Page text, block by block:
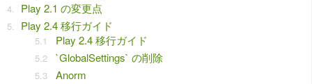
Play 2.1 の変更点
Play 2.4 移行ガイド
Play 2.4 移行ガイド
`GlobalSettings` の削除
Anorm